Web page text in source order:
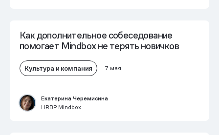
Как дополнительное собеседование
помогает Mindbox не терять новичков
Культура и компания 7 мая
Екатерина Черемисина
HRBP Mindbox